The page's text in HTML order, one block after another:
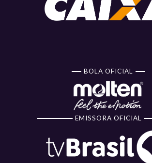
BOLA OFICIAL
EMISSORA OFICIAL